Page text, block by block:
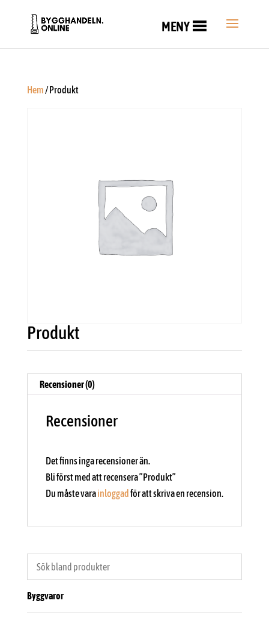
MENY
Hem/ Produkt
Produkt
Recensioner (0)
Recensioner
Det finns inga recensioner än.
Bli först med att recensera ”Produkt”
Du måste varainloggad för att skriva en recension.
Byggvaror